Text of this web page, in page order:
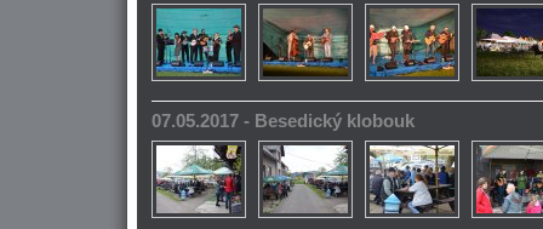
07.05.2017 - Besedický klobouk